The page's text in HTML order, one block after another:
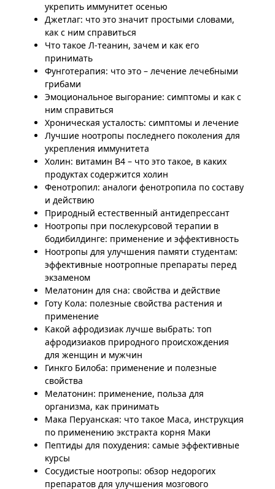
укрепить иммунитет осенью
Джетлаг: что это значит простыми словами,
как с ним справиться
Что такое Л-теанин, зачем и как его
принимать
Фунготерапия: что это – лечение лечебными
грибами
Эмоциональное выгорание: симптомы и как с
ним справиться
Хроническая усталость: симптомы и лечение
Лучшие ноотропы последнего поколения для
укрепления иммунитета
Холин: витамин B4 – что это такое, в каких
продуктах содержится холин
Фенотропил: аналоги фенотропила по составу
и действию
Природный естественный антидепрессант
Ноотропы при послекурсовой терапии в
бодибилдинге: применение и эффективность
Ноотропы для улучшения памяти студентам:
эффективные ноотропные препараты перед
экзаменом
Мелатонин для сна: свойства и действие
Готу Кола: полезные свойства растения и
применение
Какой афродизиак лучше выбрать: топ
афродизиаков природного происхождения
для женщин и мужчин
Гинкго Билоба: применение и полезные
свойства
Мелатонин: применение, польза для
организма, как принимать
Мака Перуанская: что такое Maca, инструкция
по применению экстракта корня Маки
Пептиды для похудения: самые эффективные
курсы
Сосудистые ноотропы: обзор недорогих
препаратов для улучшения мозгового